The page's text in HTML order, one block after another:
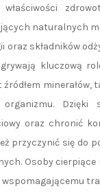
naturalnych
składników
kluczową
Dzięki
oraz chronić
przyczynić się do
Osoby
wspomagającemu